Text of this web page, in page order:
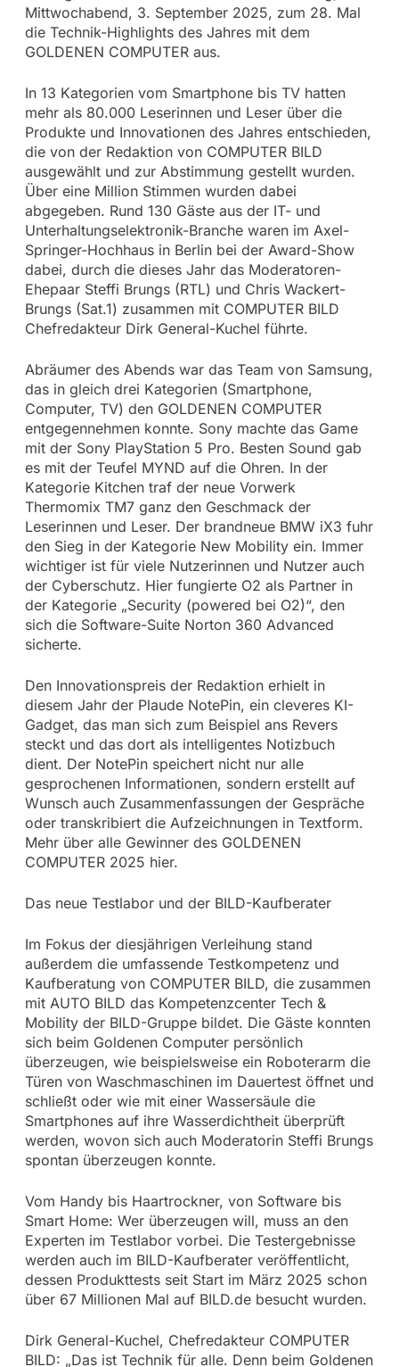
Mittwochabend, 3. September 2025, zum 28. Mal
die Technik-Highlights des Jahres mit dem
GOLDENEN COMPUTER aus.
In 13 Kategorien vom Smartphone bis TV hatten
mehr als 80.000 Leserinnen und Leser über die
Produkte und Innovationen des Jahres entschieden,
die von der Redaktion von COMPUTER BILD
ausgewählt und zur Abstimmung gestellt wurden.
Über eine Million Stimmen wurden dabei
abgegeben. Rund 130 Gäste aus der IT- und
Unterhaltungselektronik-Branche waren im Axel-
Springer-Hochhaus in Berlin bei der Award-Show
dabei, durch die dieses Jahr das Moderatoren-
Ehepaar Steffi Brungs (RTL) und Chris Wackert-
Brungs (Sat.1) zusammen mit COMPUTER BILD
Chefredakteur Dirk General-Kuchel führte.
Abräumer des Abends war das Team von Samsung,
das in gleich drei Kategorien (Smartphone,
Computer, TV) den GOLDENEN COMPUTER
entgegennehmen konnte. Sony machte das Game
mit der Sony PlayStation 5 Pro. Besten Sound gab
es mit der Teufel MYND auf die Ohren. In der
Kategorie Kitchen traf der neue Vorwerk
Thermomix TM7 ganz den Geschmack der
Leserinnen und Leser. Der brandneue BMW iX3 fuhr
den Sieg in der Kategorie New Mobility ein. Immer
wichtiger ist für viele Nutzerinnen und Nutzer auch
der Cyberschutz. Hier fungierte O2 als Partner in
der Kategorie „Security (powered bei O2)“, den
sich die Software-Suite Norton 360 Advanced
sicherte.
Den Innovationspreis der Redaktion erhielt in
diesem Jahr der Plaude NotePin, ein cleveres KI-
Gadget, das man sich zum Beispiel ans Revers
steckt und das dort als intelligentes Notizbuch
dient. Der NotePin speichert nicht nur alle
gesprochenen Informationen, sondern erstellt auf
Wunsch auch Zusammenfassungen der Gespräche
oder transkribiert die Aufzeichnungen in Textform.
Mehr über alle Gewinner des GOLDENEN
COMPUTER 2025 hier.
Das neue Testlabor und der BILD-Kaufberater
Im Fokus der diesjährigen Verleihung stand
außerdem die umfassende Testkompetenz und
Kaufberatung von COMPUTER BILD, die zusammen
mit AUTO BILD das Kompetenzcenter Tech &
Mobility der BILD-Gruppe bildet. Die Gäste konnten
sich beim Goldenen Computer persönlich
überzeugen, wie beispielsweise ein Roboterarm die
Türen von Waschmaschinen im Dauertest öffnet und
schließt oder wie mit einer Wassersäule die
Smartphones auf ihre Wasserdichtheit überprüft
werden, wovon sich auch Moderatorin Steffi Brungs
spontan überzeugen konnte.
Vom Handy bis Haartrockner, von Software bis
Smart Home: Wer überzeugen will, muss an den
Experten im Testlabor vorbei. Die Testergebnisse
werden auch im BILD-Kaufberater veröffentlicht,
dessen Produkttests seit Start im März 2025 schon
über 67 Millionen Mal auf BILD.de besucht wurden.
Dirk General-Kuchel, Chefredakteur COMPUTER
BILD: „Das ist Technik für alle. Denn beim Goldenen